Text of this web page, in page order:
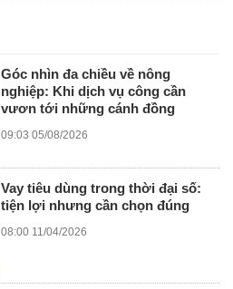
Góc nhìn đa chiều về nông
nghiệp: Khi dịch vụ công cần
vươn tới những cánh đồng
09:03 05/08/2026
Vay tiêu dùng trong thời đại số:
tiện lợi nhưng cần chọn đúng
08:00 11/04/2026